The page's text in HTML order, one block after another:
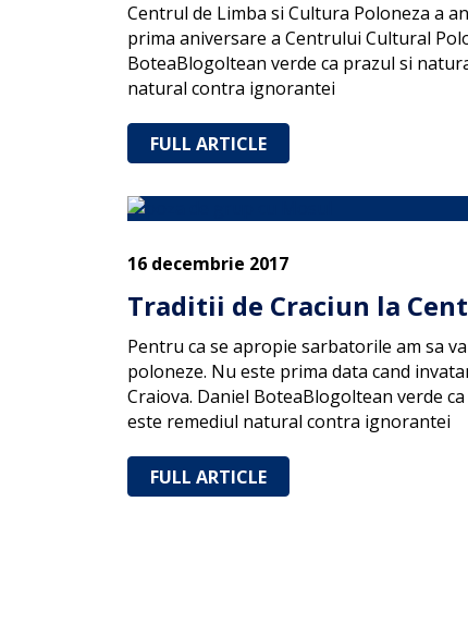
Centrul de Limba si Cultura Poloneza a
prima aniversare a Centrului Cultural
BoteaBlogoltean verde ca prazul si
natural contra ignorantei
FULL ARTICLE
16 decembrie 2017
Traditii de Craciun la
Pentru ca se apropie sarbatorile am sa
poloneze. Nu este prima data cand
Craiova. Daniel BoteaBlogoltean verde
este remediul natural contra ignorantei
FULL ARTICLE